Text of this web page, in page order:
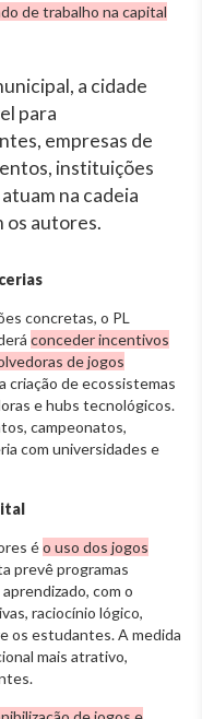
de trabalho na capital
a cidade
para
empresas de
instituições
na cadeia
os autores.
concretas, o PL
conceder incentivos
de jogos
criação de ecossistemas
e hubs tecnológicos.
campeonatos,
com universidades e
éo uso dos jogos
prevê programas
com o
raciocínio lógico,
os estudantes. A medida
mais atrativo,